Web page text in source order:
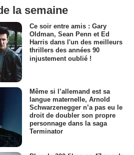
la semaine
Ce soir entre amis : Gary
Oldman, Sean Penn et Ed
Harris dans l'un des meilleurs
thrillers des années 90
injustement oublié !
Même si l’allemand est sa
langue maternelle, Arnold
Schwarzenegger n’a pas eu le
droit de doubler son propre
personnage dans la saga
Terminator